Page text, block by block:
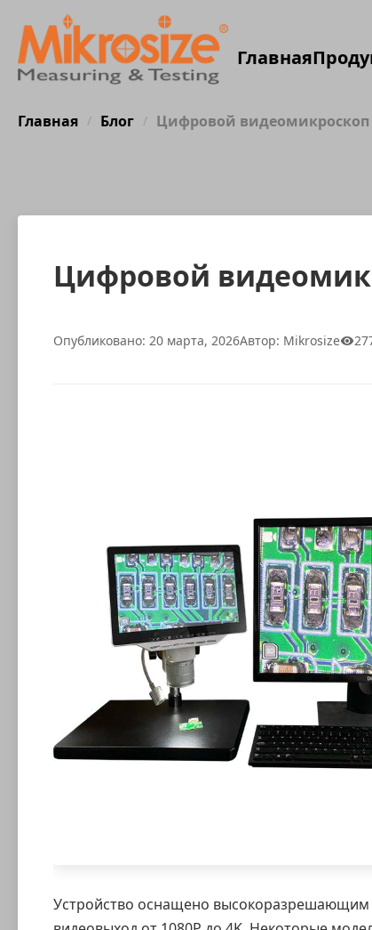
Главная
Главная / Блог / Цифровой видеомикроскоп
Цифровой
Опубликовано: 20 марта, 2026Автор: Mikrosize
Устройство оснащено высокоразрешающим